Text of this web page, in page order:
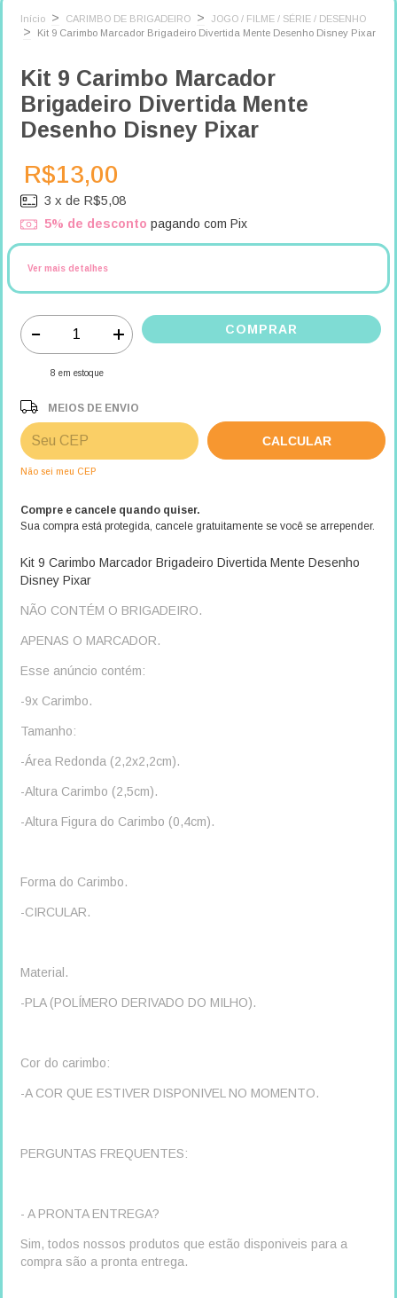
Início > CARIMBO DE BRIGADEIRO > JOGO / FILME / SÉRIE / DESENHO
> Kit 9 Carimbo Marcador Brigadeiro Divertida Mente Desenho Disney Pixar
Kit 9 Carimbo Marcador
Brigadeiro Divertida Mente
Desenho Disney Pixar
R$13,00
3 x de R$5,08
5% de desconto pagando com Pix
Ver mais detalhes
8 em estoque
Entregas para o CEP: ALTERAR CEP
MEIOS DE ENVIO
CALCULAR
Não sei meu CEP
Compre e cancele quando quiser.
Sua compra está protegida, cancele gratuitamente se você se arrepender.
Kit 9 Carimbo Marcador Brigadeiro Divertida Mente Desenho
Disney Pixar
NÃO CONTÉM O BRIGADEIRO.
APENAS O MARCADOR.
Esse anúncio contém:
-9x Carimbo.
Tamanho:
-Área Redonda (2,2x2,2cm).
-Altura Carimbo (2,5cm).
-Altura Figura do Carimbo (0,4cm).
Forma do Carimbo.
-CIRCULAR.
Material.
-PLA (POLÍMERO DERIVADO DO MILHO).
Cor do carimbo:
-A COR QUE ESTIVER DISPONIVEL NO MOMENTO.
PERGUNTAS FREQUENTES:
- A PRONTA ENTREGA?
Sim, todos nossos produtos que estão disponiveis para a
compra são a pronta entrega.